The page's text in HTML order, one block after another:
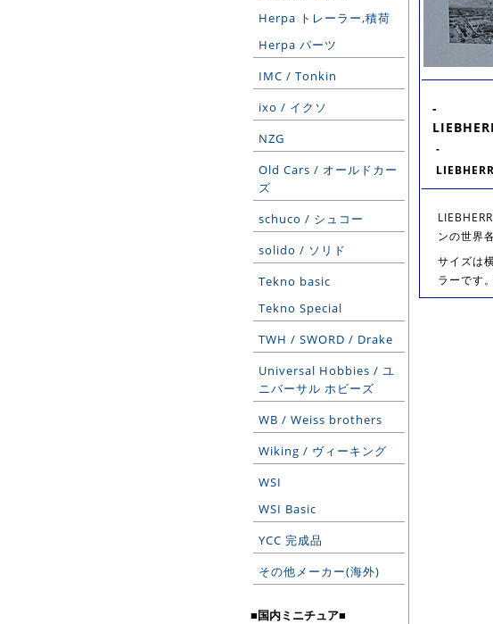
Herpa トレーラー,積荷
Herpa パーツ
IMC / Tonkin
ixo / イクソ
NZG
Old Cars / オールドカー
ズ
schuco / シュコー
solido / ソリド
Tekno basic
Tekno Special
TWH / SWORD / Drake
Universal Hobbies / ユ
ニバーサル ホビーズ
WB / Weiss brothers
Wiking / ヴィーキング
WSI
WSI Basic
YCC 完成品
その他メーカー(海外)
■国内ミニチュア■
-
-
ンの世界
サイズは
ラーです